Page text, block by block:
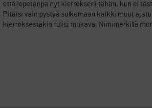
että lopetanpa nyt kierrokseni tähän, kun ei
Pitäisi vain pystyä sulkemaan kaikki muut
kierroksestakin tulisi mukava. Nimimerkillä